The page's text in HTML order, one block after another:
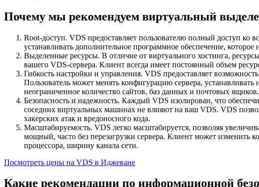
Почему мы рекомендуем виртуальный
Root-доступ. VDS предоставляет пользователю полный доступ ко
устанавливать дополнительное программное обеспечение,
Выделенные ресурсы. В отличие от виртуального хостинга,
вашего VDS-сервера. Клиент всегда имеет постоянный объем
Гибкость настройки и управления. VDS предоставляет
Пользователь может менять конфигурацию сервера,
неограниченное количество сайтов, баз данных и почтовых ящиков.
Безопасность и надежность. Каждый VDS изолирован, что
соседних виртуальных машинах не влияют на ваш VDS. VDS
хакерских атак и вредоносного кода.
Масштабируемость. VDS легко масштабируется, позволяя
мощный, часто без перезагрузки сервера. Клиент может изменить
процессора, ширину канала сети.
Посмотреть цены на VDS в Иджеване
Какие рекомендации по информационной